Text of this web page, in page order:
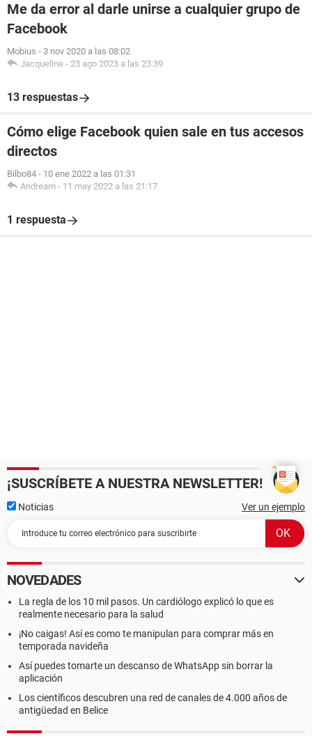
Me da error al darle unirse a cualquier grupo de
Facebook
Mobius - 3 nov 2020 a las 08:02
Jacqueline - 23 ago 2023 a las 23:39
13 respuestas
Cómo elige Facebook quien sale en tus accesos
directos
Bilbo84 - 10 ene 2022 a las 01:31
Andream - 11 may 2022 a las 21:17
1 respuesta
¡SUSCRÍBETE A NUESTRA NEWSLETTER!
Noticias Ver un ejemplo
NOVEDADES
La regla de los 10 mil pasos. Un cardiólogo explicó lo que es
realmente necesario para la salud
¡No caigas! Así es como te manipulan para comprar más en
temporada navideña
Así puedes tomarte un descanso de WhatsApp sin borrar la
aplicación
Los científicos descubren una red de canales de 4.000 años de
antigüedad en Belice